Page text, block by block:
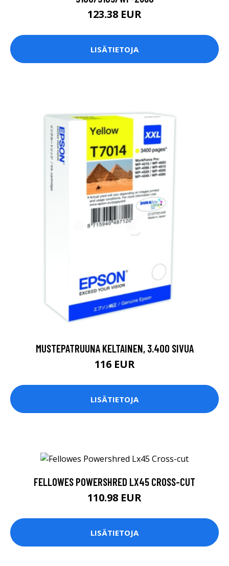
123.38 EUR
LISÄTIETOJA
MUSTEPATRUUNA KELTAINEN, 3.400 SIVUA
116 EUR
LISÄTIETOJA
FELLOWES POWERSHRED LX45 CROSS-CUT
110.98 EUR
LISÄTIETOJA